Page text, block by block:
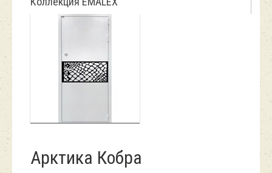
Арктика Кобра